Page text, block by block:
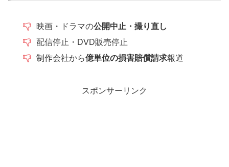
映画・ドラマの公開中止・撮り直し
配信停止・DVD販売停止
制作会社から億単位の損害賠償請求報道
スポンサーリンク